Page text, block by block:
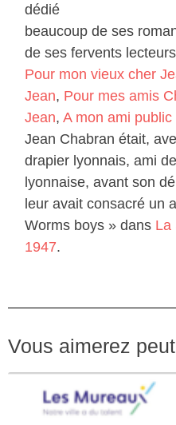
dédié
beaucoup de ses
de ses fervents
Pour mon vieux cher
Jean, Pour mes amis
Jean,A mon ami public
Jean Chabran était,
drapier lyonnais, ami
lyonnaise, avant son
leur avait consacré un
Worms boys » dans La
1947.
Vous aimerez